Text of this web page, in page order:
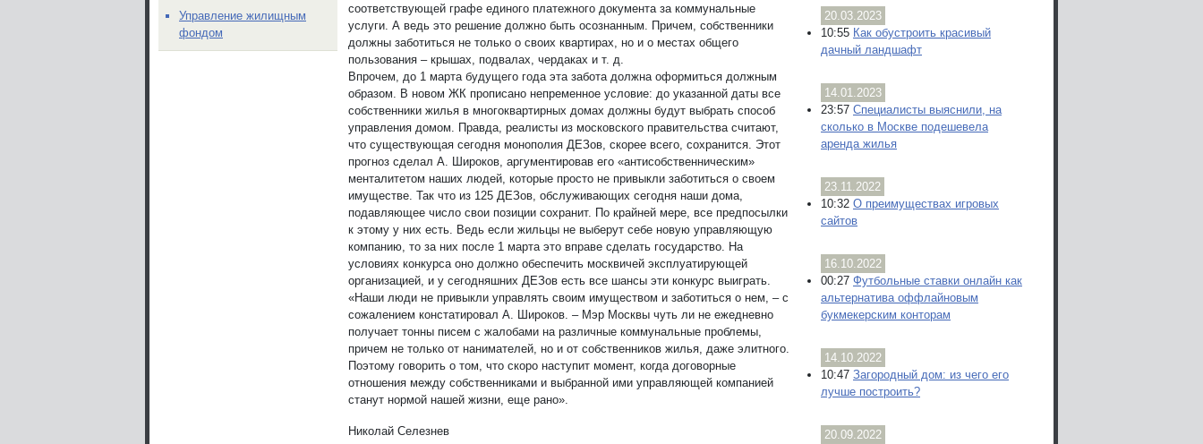
соответствующей графе единого платежного документа за коммунальные
услуги. А ведь это решение должно быть осознанным. Причем, собственники
должны заботиться не только о своих квартирах, но и о местах общего
пользования – крышах, подвалах, чердаках и т. д.
Впрочем, до 1 марта будущего года эта забота должна оформиться должным
образом. В новом ЖК прописано непременное условие: до указанной даты все
собственники жилья в многоквартирных домах должны будут выбрать способ
управления домом. Правда, реалисты из московского правительства считают,
что существующая сегодня монополия ДЕЗов, скорее всего, сохранится. Этот
прогноз сделал А. Широков, аргументировав его «антисобственническим»
менталитетом наших людей, которые просто не привыкли заботиться о своем
имуществе. Так что из 125 ДЕЗов, обслуживающих сегодня наши дома,
подавляющее число свои позиции сохранит. По крайней мере, все предпосылки
к этому у них есть. Ведь если жильцы не выберут себе новую управляющую
компанию, то за них после 1 марта это вправе сделать государство. На
условиях конкурса оно должно обеспечить москвичей эксплуатирующей
организацией, и у сегодняшних ДЕЗов есть все шансы эти конкурс выиграть.
«Наши люди не привыкли управлять своим имуществом и заботиться о нем, – с
сожалением констатировал А. Широков. – Мэр Москвы чуть ли не ежедневно
получает тонны писем с жалобами на различные коммунальные проблемы,
причем не только от нанимателей, но и от собственников жилья, даже элитного.
Поэтому говорить о том, что скоро наступит момент, когда договорные
отношения между собственниками и выбранной ими управляющей компанией
станут нормой нашей жизни, еще рано».
Николай Селезнев
20.03.2023
10:55 Как обустроить красивый
дачный ландшафт
14.01.2023
23:57 Специалисты выяснили, на
сколько в Москве подешевела
аренда жилья
23.11.2022
10:32 О преимуществах игровых
сайтов
16.10.2022
00:27 Футбольные ставки онлайн как
альтернатива оффлайновым
букмекерским конторам
14.10.2022
10:47 Загородный дом: из чего его
лучше построить?
20.09.2022
Управление жилищным
фондом